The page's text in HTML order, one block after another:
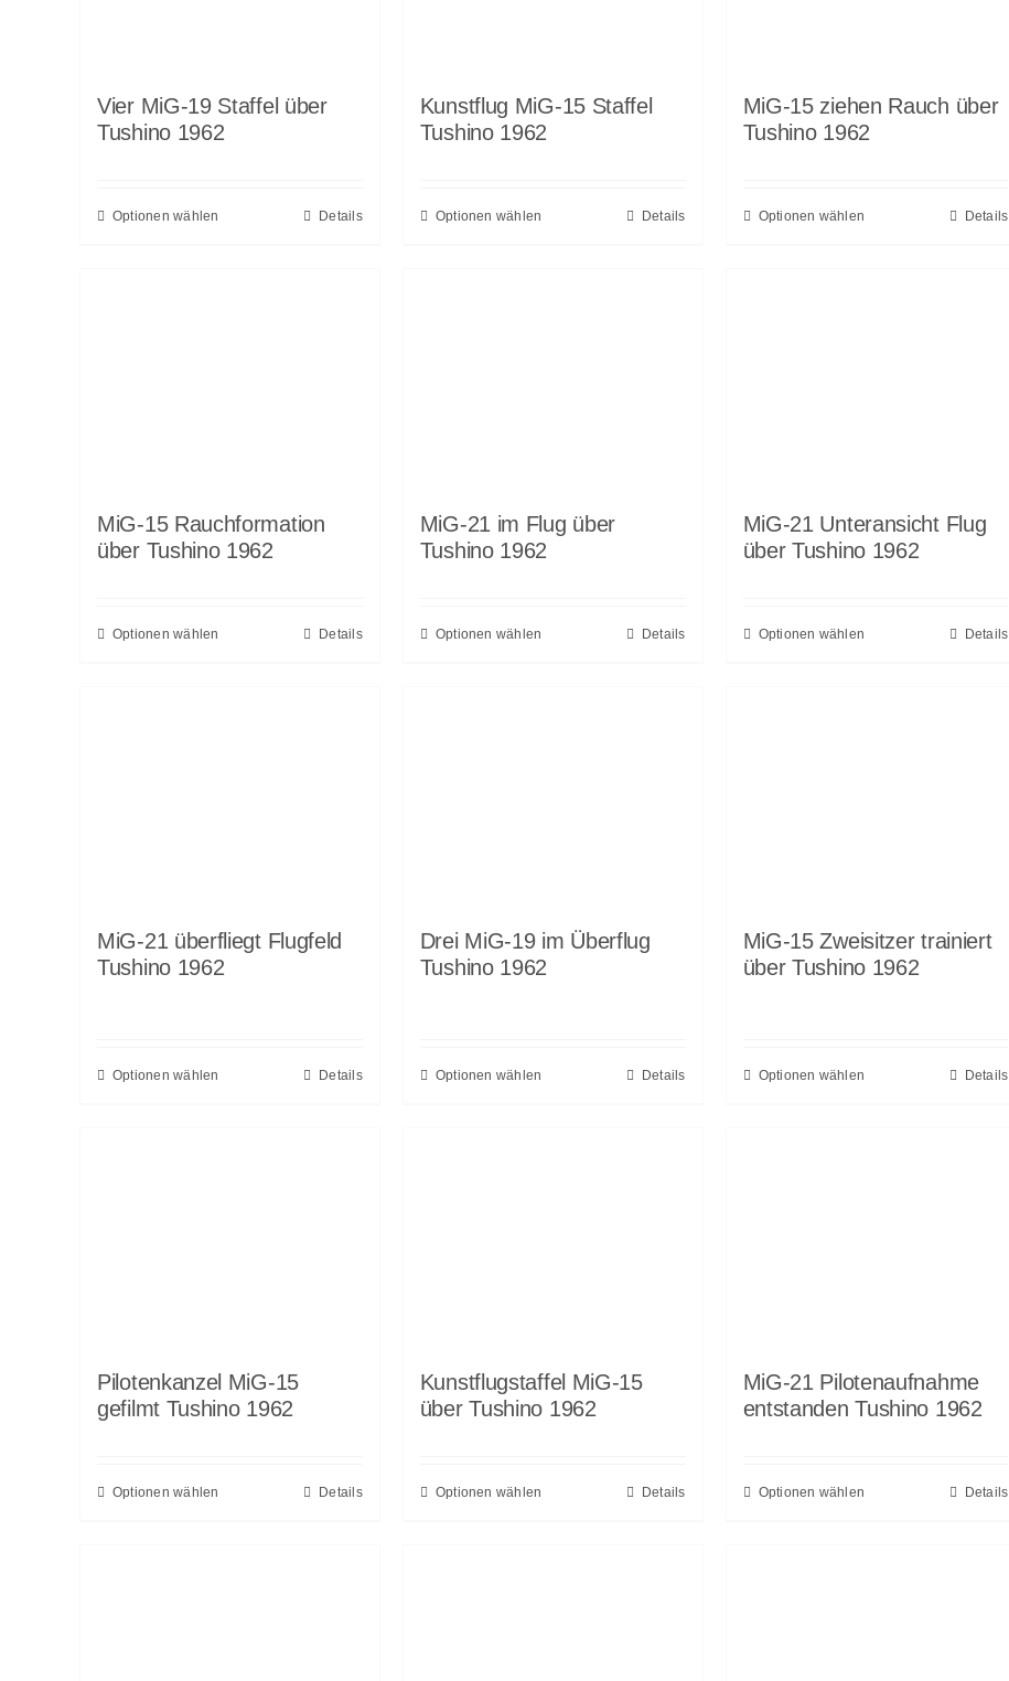
Vier MiG-19 Staffel über
Tushino 1962
Optionen wählen Details
Kunstflug MiG-15 Staffel
Tushino 1962
Optionen wählen Details
MiG-15 ziehen Rauch über
Tushino 1962
Optionen wählen Details
MiG-15 Rauchformation
über Tushino 1962
Optionen wählen Details
MiG-21 im Flug über
Tushino 1962
Optionen wählen Details
MiG-21 Unteransicht Flug
über Tushino 1962
Optionen wählen Details
MiG-21 überfliegt Flugfeld
Tushino 1962
Optionen wählen Details
Drei MiG-19 im Überflug
Tushino 1962
Optionen wählen Details
MiG-15 Zweisitzer trainiert
über Tushino 1962
Optionen wählen Details
Pilotenkanzel MiG-15
gefilmt Tushino 1962
Optionen wählen Details
Kunstflugstaffel MiG-15
über Tushino 1962
Optionen wählen Details
MiG-21 Pilotenaufnahme
entstanden Tushino 1962
Optionen wählen Details